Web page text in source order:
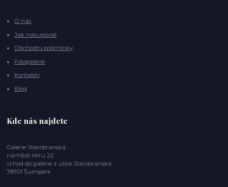
O nás
Jak nakupovat
Obchodní podmínky
Fotogalerie
Kontakty
Blog
Kde nás najdete
Galerie Starobranská
náměstí Míru 22
vchod do galerie z ulice Starobranská
78701 Šumperk